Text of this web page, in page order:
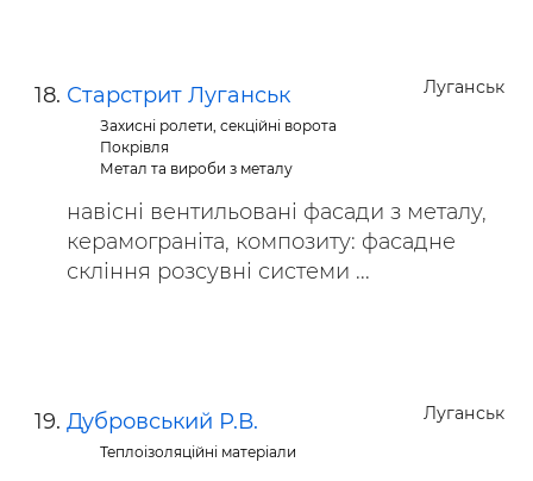
Луганськ
Старстрит Луганськ
Захисні ролети, секційні ворота
Покрівля
Метал та вироби з металу
навісні вентильовані фасади з металу,
керамограніта, композиту: фасадне
скління розсувні системи ...
Луганськ
Дубровський Р.В.
Теплоізоляційні матеріали